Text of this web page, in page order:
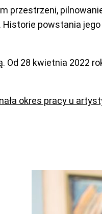
powstania
28 kwietnia 2022
okres pracy u